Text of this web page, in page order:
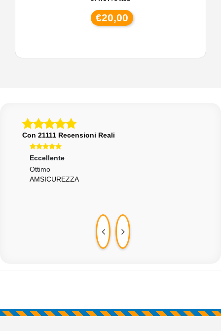
€20,00
Con 21111 Recensioni Reali
Eccellente
Ottimo
AMSICUREZZA